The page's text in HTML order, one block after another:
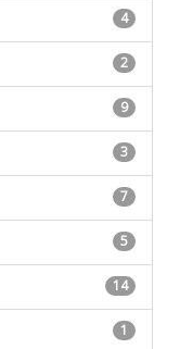
4
2
9
3
7
5
14
1